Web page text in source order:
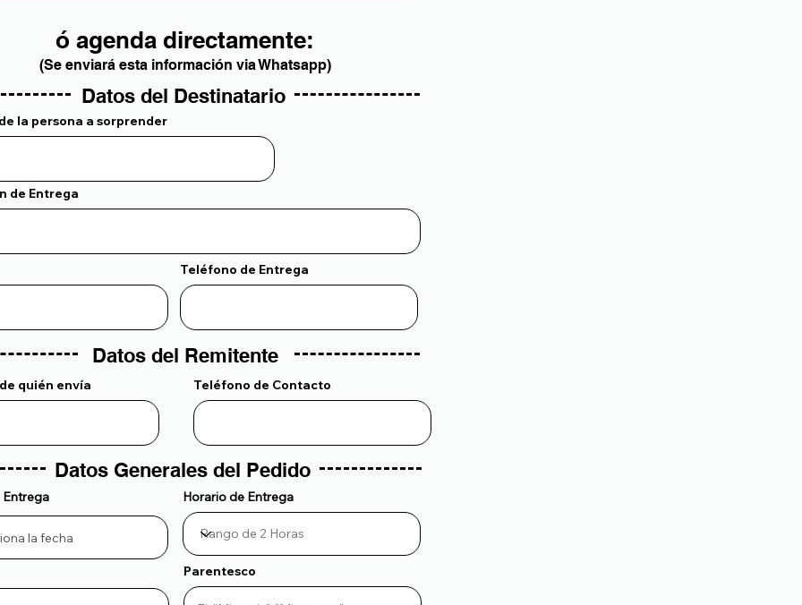
ó agenda directamente:
(Se enviará esta información via Whatsapp)
quién envía
la persona a sorprender
de Entrega
Teléfono de Entrega
Entrega Horario de Entrega
Parentesco
Datos del Destinatario
Datos del Remitente
Teléfono de Contacto
Datos Generales del Pedido